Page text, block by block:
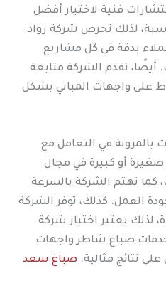
فنية لاختيار أفضل
لذلك تحرص شركة رواد
بدقة في كل مشاريع
تقدم الشركة متابعة
على واجهات المباني بشكل
بالمرونة في التعامل مع
أو كبيرة في مجال
كما تهتم الشركة بالسرعة
العمل. كذلك، توفر الشركة
لذلك يعتبر اختيار شركة
خدمات صباغ شاطر واجهات
نتائج مثالية. صباغ سعد